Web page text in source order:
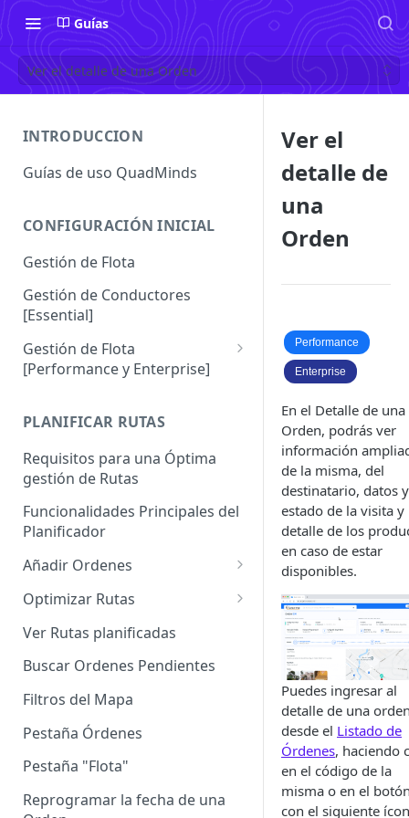
Guías
Ver el detalle de una Orden
INTRODUCCION
Guías de uso QuadMinds
CONFIGURACIÓN INICIAL
Gestión de Flota
Gestión de Conductores
[Essential]
Gestión de Flota
[Performance y Enterprise]
Enterprise]
Vehículos
Agrupación de dispositivos
Asignación de dispositivos a
usuarios
PLANIFICAR RUTAS
Requisitos para una Óptima
gestión de Rutas
Funcionalidades Principales del
Planificador
Añadir Ordenes
Definición de una Orden
Añadir de forma manual
Añadir con el archivo standard
Añadir con Plantilla propia
Añadir con la plantilla
Añadir desde Tiendas e-
Optimizar Rutas
¿Cómo Saber si mi ruta está
optimizada?
Variables para optimizar las
Rutas
Definir la Ventana Horaria de
Ver Rutas planificadas
Buscar Ordenes Pendientes
Filtros del Mapa
Pestaña Órdenes
Pestaña "Flota"
Reprogramar la fecha de una
Ver el
detalle de
una
Orden
Performance
Enterprise
En el Detalle de una
Orden, podrás ver
información
de la misma, del
destinatario, datos y
estado de la visita y
detalle de los
en caso de estar
disponibles.
Puedes ingresar al
detalle de una
desde el Listado de
Órdenes, haciendo
en el código de la
misma o en el
con el siguiente